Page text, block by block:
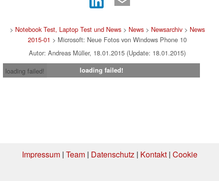
> Notebook Test, Laptop Test und News> News> Newsarchiv> News
2015-01 > Microsoft: Neue Fotos von Windows Phone 10
Autor: Andreas Müller, 18.01.2015 (Update: 18.01.2015)
loading failed!
loading failed!
Impressum| Team| Datenschutz| Kontakt| Cookie